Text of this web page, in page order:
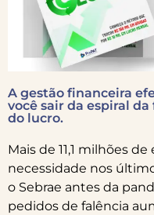
A gestão financeira
você sair da espiral
do lucro.
Mais de 11,1 milhões
necessidade nos
o Sebrae antes da
pedidos de falência